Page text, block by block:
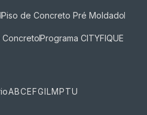
Piso de Concreto Pré Moldado
Programa CITYFIQUE
ABCEFGILMPTU